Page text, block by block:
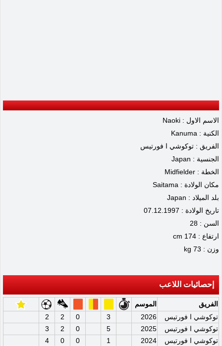
الاسم الاول : Naoki
الكنية : Kanuma
الفريق : توكوشي ا فورتيس
الجنسية : Japan
الخطة : Midfielder
مكان الولادة : Saitama
بلد الميلاد : Japan
تاريخ الولادة : 07.12.1997
السن : 28
ارتفاع : 174 cm
وزن : 73 kg
إحصائيات اللاعب
الفريق
الموسم
توكوشي ا فورتيس
2026
3
0
2
2
توكوشي ا فورتيس
2025
5
0
2
3
توكوشي ا فورتيس
2024
1
0
0
4